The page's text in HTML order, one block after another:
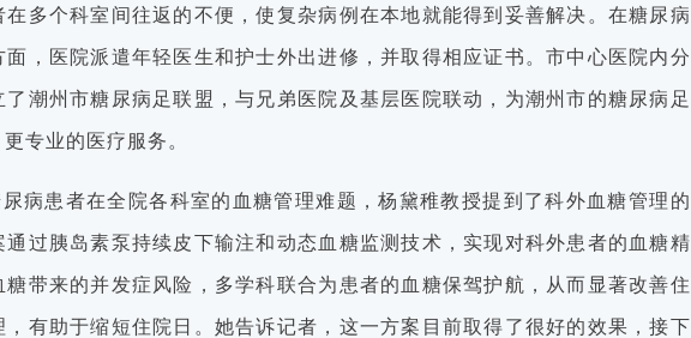
在多个科室间往返的不便，使复杂病例在本地就能得到妥善解决。在糖尿病
面，医院派遣年轻医生和护士外出进修，并取得相应证书。市中心医院内分
了潮州市糖尿病足联盟，与兄弟医院及基层医院联动，为潮州市的糖尿病足
专业的医疗服务。
病患者在全院各科室的血糖管理难题，杨黛稚教授提到了科外血糖管理的
通过胰岛素泵持续皮下输注和动态血糖监测技术，实现对科外患者的血糖精
糖带来的并发症风险，多学科联合为患者的血糖保驾护航，从而显著改善住
，有助于缩短住院日。她告诉记者，这一方案目前取得了很好的效果，接下